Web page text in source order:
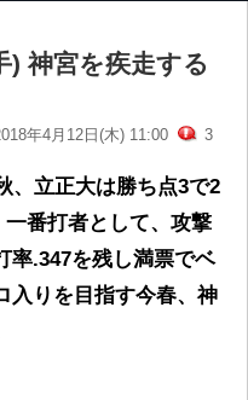
) 神宮を疾走する
年4月12日(木) 11:00 3
、立正大は勝ち点3で2
番打者として、攻撃
率.347を残し満票でベ
入りを目指す今春、神